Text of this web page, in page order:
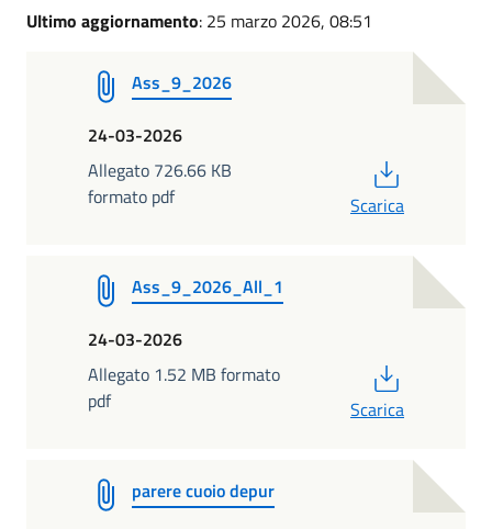
Ultimo aggiornamento: 25 marzo 2026, 08:51
Ass_9_2026
24-03-2026
Allegato 726.66 KB
formato pdf
Scarica
Ass_9_2026_All_1
24-03-2026
Allegato 1.52 MB formato
pdf
Scarica
parere cuoio depur